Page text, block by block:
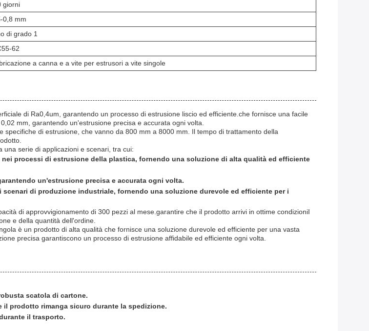
giorni
0,8 mm
di grado 1
62
a canna e a vite per estrusori a vite singole
di Ra0,4um, garantendo un processo di estrusione liscio ed efficiente.che fornisce una facile
mm, garantendo un'estrusione precisa e accurata ogni volta.
di estrusione, che vanno da 800 mm a 8000 mm. Il tempo di trattamento della
serie di applicazioni e scenari, tra cui:
processi di estrusione della plastica, fornendo una soluzione di alta qualità ed efficiente
un'estrusione precisa e accurata ogni volta.
di produzione industriale, fornendo una soluzione durevole ed efficiente per i
di approvvigionamento di 300 pezzi al mese.garantire che il prodotto arrivi in ottime condizioniI
e della quantità dell'ordine.
è un prodotto di alta qualità che fornisce una soluzione durevole ed efficiente per una vasta
precisa garantiscono un processo di estrusione affidabile ed efficiente ogni volta.
scatola di cartone.
il prodotto rimanga sicuro durante la spedizione.
il trasporto.